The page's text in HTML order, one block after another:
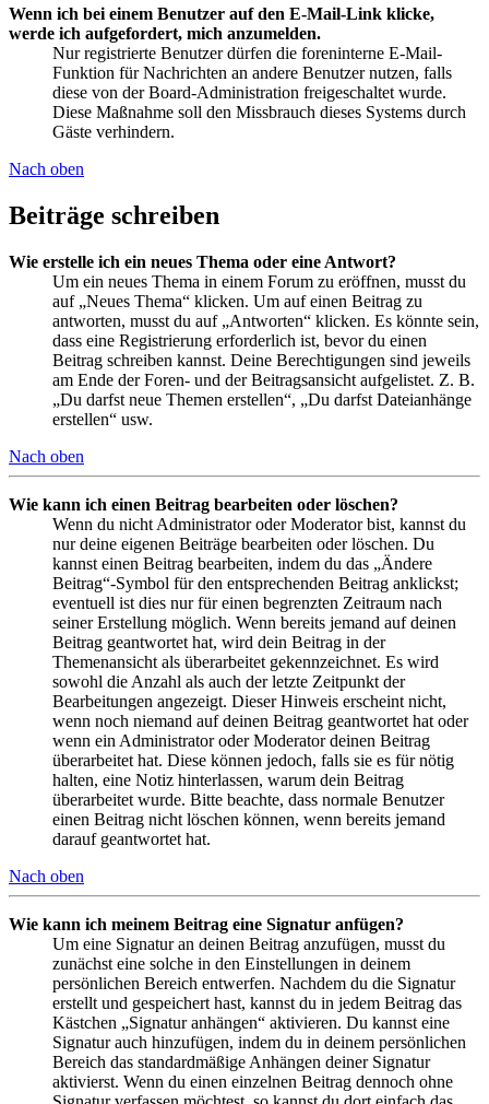
Wenn ich bei einem Benutzer auf den E-Mail-Link klicke,
werde ich aufgefordert, mich anzumelden.
Nur registrierte Benutzer dürfen die foreninterne E-Mail-
Funktion für Nachrichten an andere Benutzer nutzen, falls
diese von der Board-Administration freigeschaltet wurde.
Diese Maßnahme soll den Missbrauch dieses Systems durch
Gäste verhindern.
Nach oben
Beiträge schreiben
Wie erstelle ich ein neues Thema oder eine Antwort?
Um ein neues Thema in einem Forum zu eröffnen, musst du
auf „Neues Thema“ klicken. Um auf einen Beitrag zu
antworten, musst du auf „Antworten“ klicken. Es könnte sein,
dass eine Registrierung erforderlich ist, bevor du einen
Beitrag schreiben kannst. Deine Berechtigungen sind jeweils
am Ende der Foren- und der Beitragsansicht aufgelistet. Z. B.
„Du darfst neue Themen erstellen“, „Du darfst Dateianhänge
erstellen“ usw.
Nach oben
Wie kann ich einen Beitrag bearbeiten oder löschen?
Wenn du nicht Administrator oder Moderator bist, kannst du
nur deine eigenen Beiträge bearbeiten oder löschen. Du
kannst einen Beitrag bearbeiten, indem du das „Ändere
Beitrag“-Symbol für den entsprechenden Beitrag anklickst;
eventuell ist dies nur für einen begrenzten Zeitraum nach
seiner Erstellung möglich. Wenn bereits jemand auf deinen
Beitrag geantwortet hat, wird dein Beitrag in der
Themenansicht als überarbeitet gekennzeichnet. Es wird
sowohl die Anzahl als auch der letzte Zeitpunkt der
Bearbeitungen angezeigt. Dieser Hinweis erscheint nicht,
wenn noch niemand auf deinen Beitrag geantwortet hat oder
wenn ein Administrator oder Moderator deinen Beitrag
überarbeitet hat. Diese können jedoch, falls sie es für nötig
halten, eine Notiz hinterlassen, warum dein Beitrag
überarbeitet wurde. Bitte beachte, dass normale Benutzer
einen Beitrag nicht löschen können, wenn bereits jemand
darauf geantwortet hat.
Nach oben
Wie kann ich meinem Beitrag eine Signatur anfügen?
Um eine Signatur an deinen Beitrag anzufügen, musst du
zunächst eine solche in den Einstellungen in deinem
persönlichen Bereich entwerfen. Nachdem du die Signatur
erstellt und gespeichert hast, kannst du in jedem Beitrag das
Kästchen „Signatur anhängen“ aktivieren. Du kannst eine
Signatur auch hinzufügen, indem du in deinem persönlichen
Bereich das standardmäßige Anhängen deiner Signatur
aktivierst. Wenn du einen einzelnen Beitrag dennoch ohne